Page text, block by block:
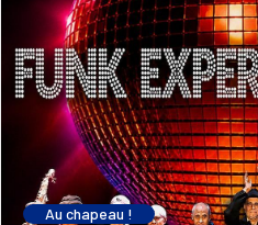
Au chapeau !